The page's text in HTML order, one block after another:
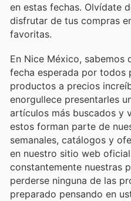
en estas fechas. Olvídate
disfrutar de tus compras
favoritas.
En Nice México, sabemos
fecha esperada por todos
productos a precios
enorgullece presentarles
artículos más buscados y
estos forman parte de
semanales, catálogos y
en nuestro sitio web
constantemente nuestras
perderse ninguna de las
preparado pensando en